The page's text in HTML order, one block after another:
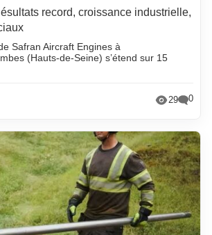
record, croissance industrielle,
Safran Aircraft Engines à
(Hauts-de-Seine) s’étend sur 15
29 0